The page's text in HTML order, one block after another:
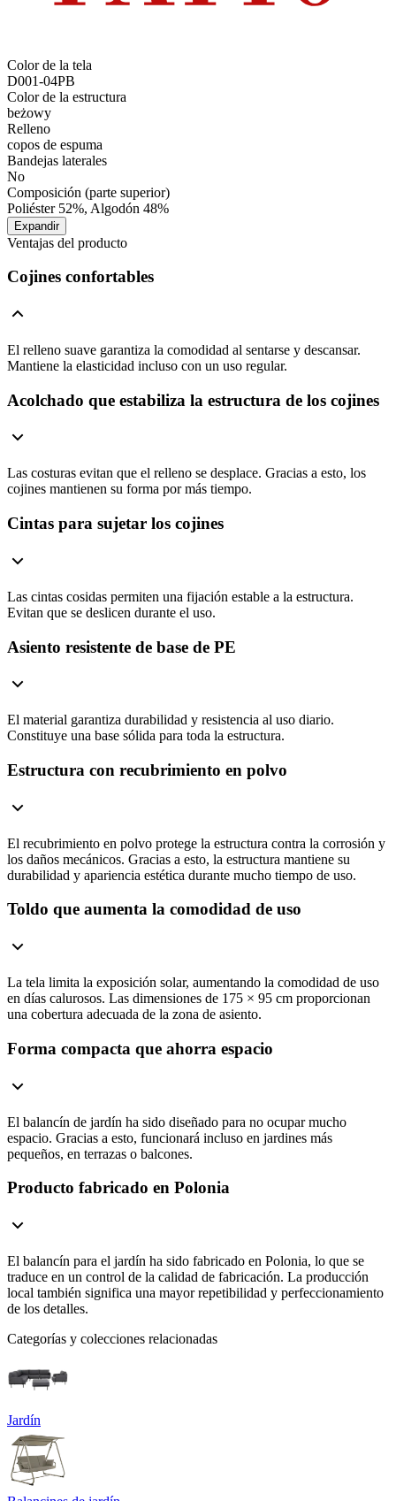
Color de la tela
D001-04PB
Color de la estructura
beżowy
Relleno
copos de espuma
Bandejas laterales
No
Composición (parte superior)
Poliéster 52%, Algodón 48%
Expandir
Ventajas del producto
Cojines confortables
El relleno suave garantiza la comodidad al sentarse y descansar.
Mantiene la elasticidad incluso con un uso regular.
Acolchado que estabiliza la estructura de los cojines
Las costuras evitan que el relleno se desplace. Gracias a esto, los
cojines mantienen su forma por más tiempo.
Cintas para sujetar los cojines
Las cintas cosidas permiten una fijación estable a la estructura.
Evitan que se deslicen durante el uso.
Asiento resistente de base de PE
El material garantiza durabilidad y resistencia al uso diario.
Constituye una base sólida para toda la estructura.
Estructura con recubrimiento en polvo
El recubrimiento en polvo protege la estructura contra la corrosión y
los daños mecánicos. Gracias a esto, la estructura mantiene su
durabilidad y apariencia estética durante mucho tiempo de uso.
Toldo que aumenta la comodidad de uso
La tela limita la exposición solar, aumentando la comodidad de uso
en días calurosos. Las dimensiones de 175 × 95 cm proporcionan
una cobertura adecuada de la zona de asiento.
Forma compacta que ahorra espacio
El balancín de jardín ha sido diseñado para no ocupar mucho
espacio. Gracias a esto, funcionará incluso en jardines más
pequeños, en terrazas o balcones.
Producto fabricado en Polonia
El balancín para el jardín ha sido fabricado en Polonia, lo que se
traduce en un control de la calidad de fabricación. La producción
local también significa una mayor repetibilidad y perfeccionamiento
de los detalles.
Categorías y colecciones relacionadas
Jardín